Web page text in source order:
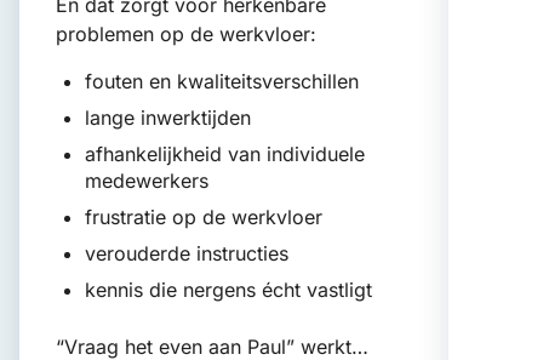
En dat zorgt voor herkenbare
problemen op de werkvloer:
fouten en kwaliteitsverschillen
lange inwerktijden
afhankelijkheid van individuele
medewerkers
frustratie op de werkvloer
verouderde instructies
kennis die nergens écht vastligt
“Vraag het even aan Paul” werkt…